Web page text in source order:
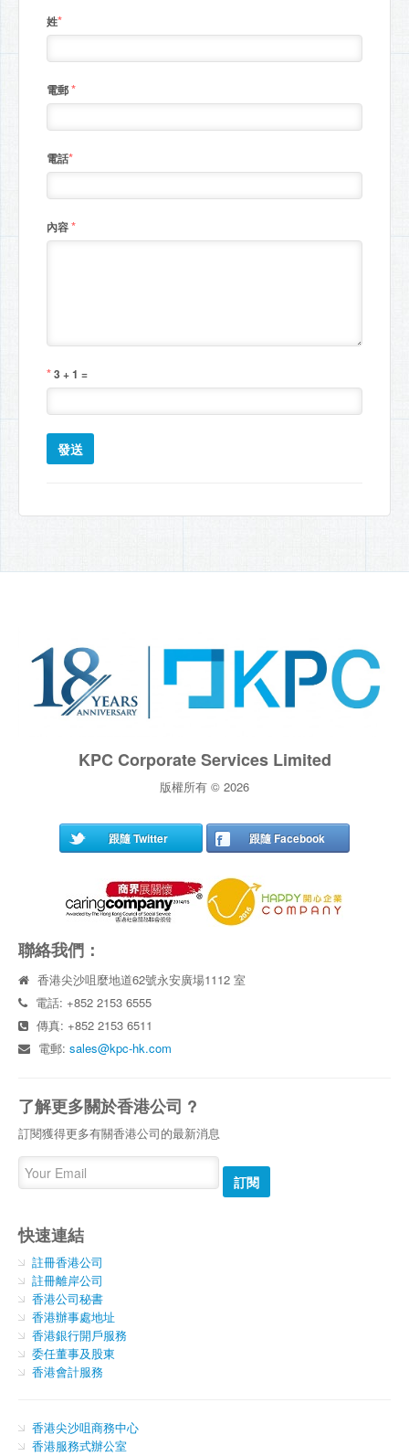
姓*
電郵*
電話*
內容*
*3 + 1 =
KPC Corporate Services Limited
版權所有 © 2026
跟隨 Twitter 跟隨 Facebook
聯絡我們：
香港尖沙咀麼地道62號永安廣場1112 室
電話: +852 2153 6555
傳真: +852 2153 6511
電郵:sales@kpc-hk.com
了解更多關於香港公司 ?
訂閱獲得更多有關香港公司的最新消息
訂閱
快速連結
註冊香港公司
註冊離岸公司
香港公司秘書
香港辦事處地址
香港銀行開戶服務
委任董事及股東
香港會計服務
香港尖沙咀商務中心
香港服務式辦公室